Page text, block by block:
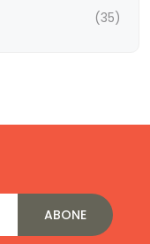
(35)
ABONE